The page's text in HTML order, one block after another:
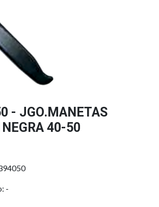
- JGO.MANETAS
40-50
-